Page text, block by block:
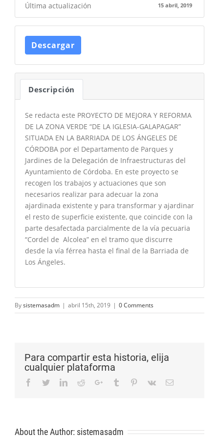
Última actualización 15 abril, 2019
Descargar
Descripción
Se redacta este PROYECTO DE MEJORA Y REFORMA
DE LA ZONA VERDE “DE LA IGLESIA-GALAPAGAR”
SITUADA EN LA BARRIADA DE LOS ÁNGELES DE
CÓRDOBA por el Departamento de Parques y
Jardines de la Delegación de Infraestructuras del
Ayuntamiento de Córdoba. En este proyecto se
recogen los trabajos y actuaciones que son
necesarios realizar para adecuar la zona
ajardinada existente y para transformar y ajardinar
el resto de superficie existente, que coincide con la
parte desafectada parcialmente de la vía pecuaria
“Cordel de Alcolea” en el tramo que discurre
desde la vía férrea hasta el final de la Barriada de
Los Ángeles.
Bysistemasadm | abril 15th, 2019 | 0 Comments
Para compartir esta historia, elija
cualquier plataforma
Facebook
TwitterLinkedIn
RedditGoogle+Tumblr Pinterest
Vk Email
About the Author: sistemasadm